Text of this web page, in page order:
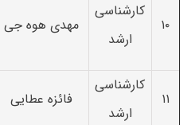
۱۰
کارشناسی
ارشد
مهدی هوه جی
۱۱
کارشناسی
ارشد
فائزه عطایی